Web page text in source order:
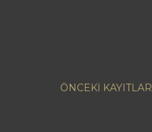
ÖNCEKI KAYITLAR